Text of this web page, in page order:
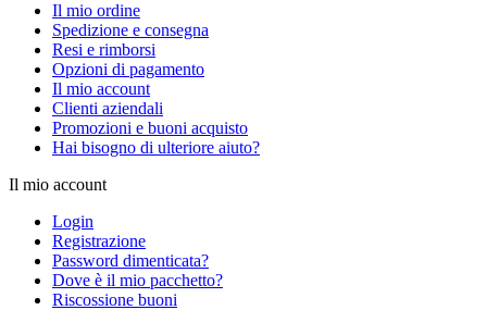
Il mio ordine
Spedizione e consegna
Resi e rimborsi
Opzioni di pagamento
Il mio account
Clienti aziendali
Promozioni e buoni acquisto
Hai bisogno di ulteriore aiuto?
Il mio account
Login
Registrazione
Password dimenticata?
Dove è il mio pacchetto?
Riscossione buoni